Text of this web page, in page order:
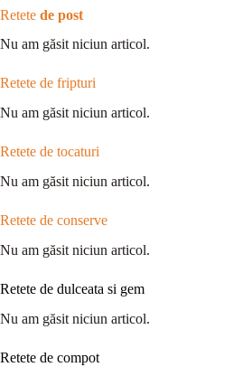
Retete de post
Nu am găsit niciun articol.
Retete de fripturi
Nu am găsit niciun articol.
Retete de tocaturi
Nu am găsit niciun articol.
Retete de conserve
Nu am găsit niciun articol.
Retete de dulceata si gem
Nu am găsit niciun articol.
Retete de compot